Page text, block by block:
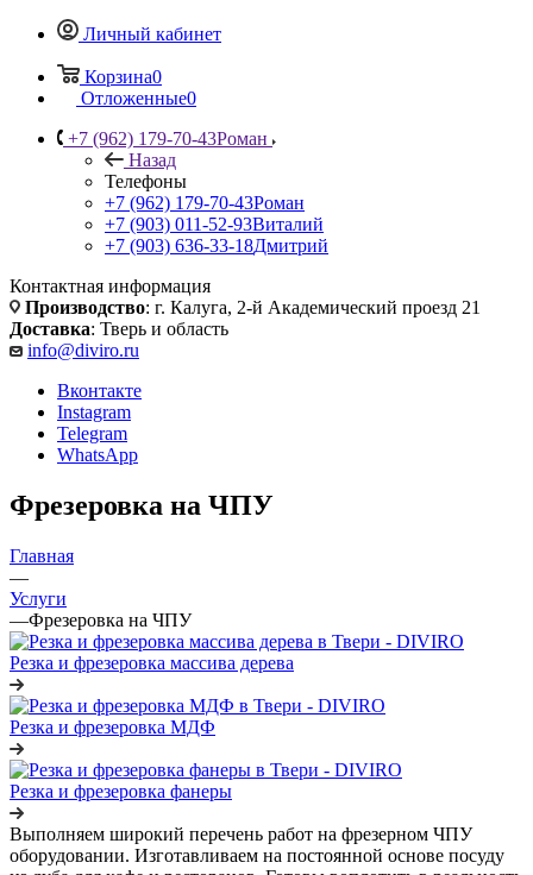
Личный кабинет
Корзина0
Отложенные0
+7 (962) 179-70-43Роман
Назад
Телефоны
+7 (962) 179-70-43Роман
+7 (903) 011-52-93Виталий
+7 (903) 636-33-18Дмитрий
Контактная информация
Производство: г. Калуга, 2-й Академический проезд 21
Доставка: Тверь и область
info@diviro.ru
Вконтакте
Instagram
Telegram
WhatsApp
Фрезеровка на ЧПУ
Главная
—
Услуги
—Фрезеровка на ЧПУ
Резка и фрезеровка массива дерева
Резка и фрезеровка МДФ
Резка и фрезеровка фанеры
Выполняем широкий перечень работ на фрезерном ЧПУ
оборудовании. Изготавливаем на постоянной основе посуду